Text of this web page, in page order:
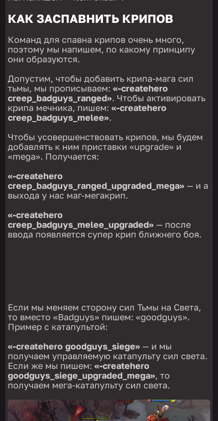
КАК ЗАСПАВНИТЬ КРИПОВ
Команд для спавна крипов очень много,
поэтому мы напишем, по какому принципу
они образуются.
Допустим, чтобы добавить крипа-мага сил
тьмы, мы прописываем:«-createhero
creep_badguys_ranged». Чтобы активировать
крипа мечника, пишем:«-createhero
creep_badguys_melee».
Чтобы усовершенствовать крипов, мы будем
добавлять к ним приставки «upgrade» и
«mega». Получается:
«-createhero
creep_badguys_ranged_upgraded_mega» — и а
выхода у нас маг-мегакрип.
«-createhero
creep_badguys_melee_upgraded» — после
ввода появляется супер крип ближнего боя.
Если мы меняем сторону сил Тьмы на Света,
то вместо «Badguys» пишем: «goodguys».
Пример с катапультой:
«-createhero goodguys_siege» — и мы
получаем управляемую катапульту сил света.
Если же мы пишем:«-createhero
goodguys_siege_upgraded_mega», то
получаем мега-катапульту сил света.